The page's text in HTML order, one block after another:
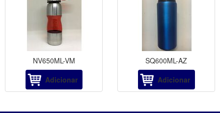
NV650ML-VM
Adicionar
SQ600ML-AZ
Adicionar